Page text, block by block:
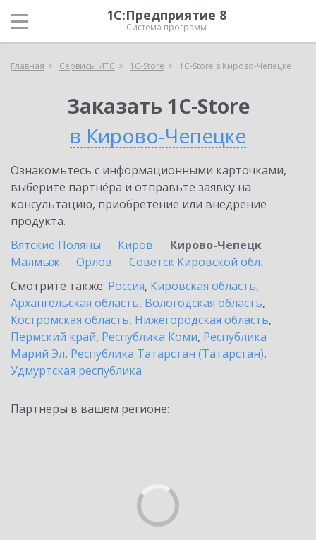
1С:Предприятие 8
Система программ
Главная Сервисы ИТС 1C-Store 1C-Store в Кирово-Чепецке
Заказать 1C-Store
в Кирово-Чепецке
Ознакомьтесь с информационными карточками,
выберите партнёра и отправьте заявку на
консультацию, приобретение или внедрение
продукта.
Вятские Поляны
Киров
Кирово-Чепецк
Малмыж
Орлов
Советск Кировской обл.
Смотрите также: Россия, Кировская область,
Архангельская область, Вологодская область,
Костромская область, Нижегородская область,
Пермский край, Республика Коми, Республика
Марий Эл, Республика Татарстан (Татарстан),
Удмуртская республика
Партнеры в вашем регионе: